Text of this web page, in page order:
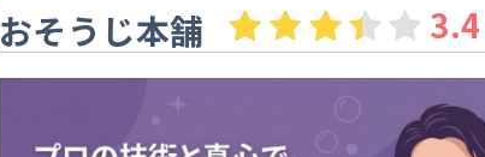
おそうじ本舗 3.4